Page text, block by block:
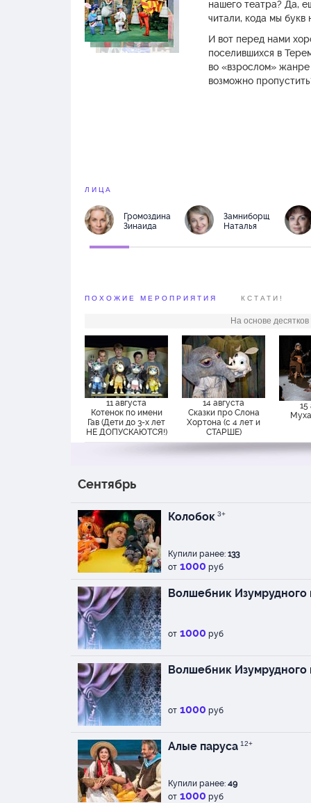
нашего театра? Да,
читали, кода мы букв
И вот перед нами
поселившихся в
во «взрослом»
возможно
ЛИЦА
Громоздина
Зинаида
Замниборщ
Наталья
ПОХОЖИЕ МЕРОПРИЯТИЯ КСТАТИ!
На основе
11 августа
Котенок по имени
Гав (Дети до 3-х лет
НЕ ДОПУСКАЮТСЯ!)
14 августа
Сказки про Слона
Хортона (с 4 лет и
СТАРШЕ)
15
Сентябрь
Колобок 3+
Купили ранее: 133
от 1000 руб
Волшебник Изумрудного
от 1000 руб
Волшебник Изумрудного
от 1000 руб
Алые паруса 12+
Купили ранее: 49
от 1000 руб